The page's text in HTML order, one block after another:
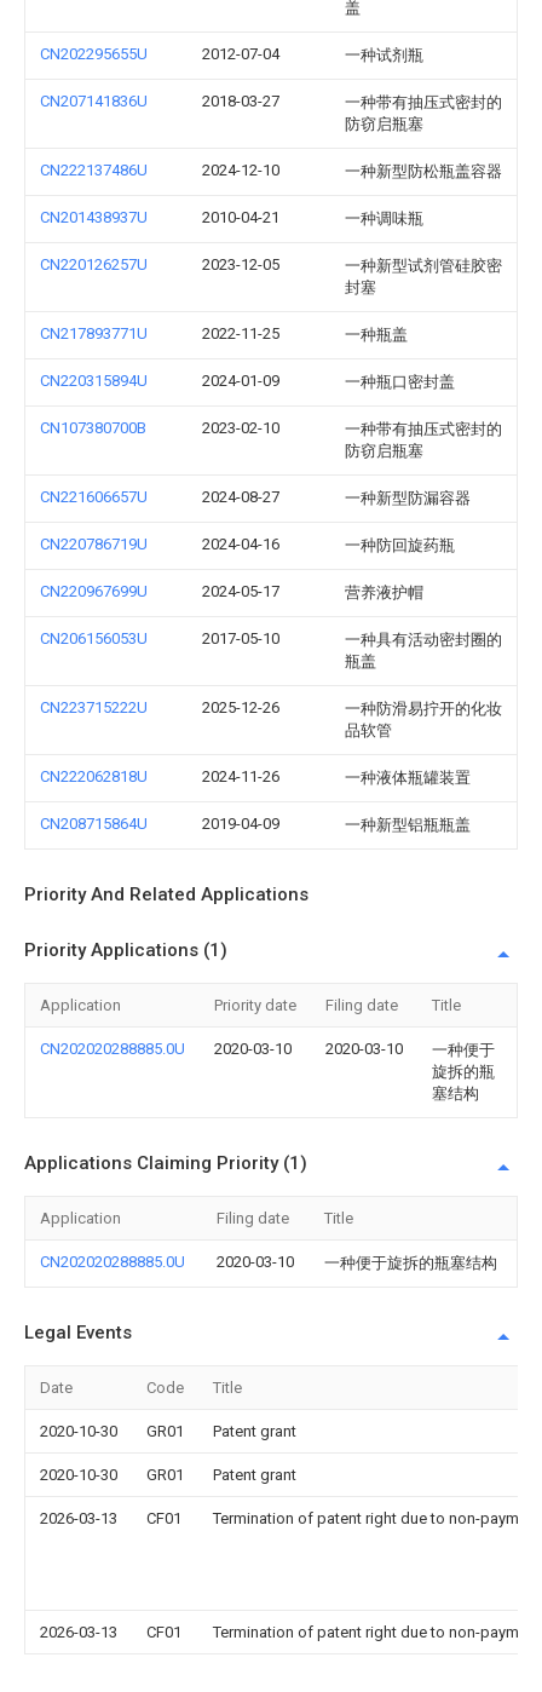
盖
CN202295655U 2012-07-04 一种试剂瓶
CN207141836U 2018-03-27
一种带有抽压式密封的
防窃启瓶塞
CN222137486U 2024-12-10 一种新型防松瓶盖容器
CN201438937U 2010-04-21 一种调味瓶
CN220126257U 2023-12-05
一种新型试剂管硅胶密
封塞
CN217893771U 2022-11-25 一种瓶盖
CN220315894U 2024-01-09 一种瓶口密封盖
CN107380700B 2023-02-10
一种带有抽压式密封的
防窃启瓶塞
CN221606657U 2024-08-27 一种新型防漏容器
CN220786719U 2024-04-16 一种防回旋药瓶
CN220967699U 2024-05-17 营养液护帽
CN206156053U 2017-05-10
一种具有活动密封圈的
瓶盖
CN223715222U 2025-12-26
一种防滑易拧开的化妆
品软管
CN222062818U 2024-11-26 一种液体瓶罐装置
CN208715864U 2019-04-09 一种新型铝瓶瓶盖
Priority And Related Applications
Priority Applications (1)
Application Priority date Filing date Title
CN202020288885.0U 2020-03-10 2020-03-10
一种便于
旋拆的瓶
塞结构
Applications Claiming Priority (1)
Application Filing date Title
CN202020288885.0U 2020-03-10 一种便于旋拆的瓶塞结构
Legal Events
Date Code Title
2020-10-30 GR01 Patent grant
2020-10-30 GR01 Patent grant
2026-03-13 CF01 Termination of patent right due to non-
2026-03-13 CF01 Termination of patent right due to non-